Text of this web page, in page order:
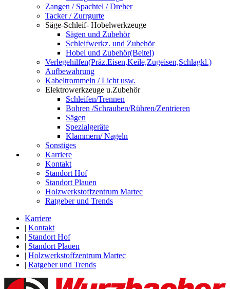
Zangen / Spachtel / Dreher
Tacker / Zurrgurte
Säge-Schleif- Hobelwerkzeuge
Sägen und Zubehör
Schleifwerkz. und Zubehör
Hobel und Zubehör(Beitel)
Verlegehilfen(Präz.Eisen,Keile,Zugeisen,Schlagkl.)
Aufbewahrung
Kabeltrommeln / Licht usw.
Elektrowerkzeuge u.Zubehör
Schleifen/Trennen
Bohren /Schrauben/Rühren/Zentrieren
Sägen
Spezialgeräte
Klammern/ Nageln
Sonstiges
Karriere
Kontakt
Standort Hof
Standort Plauen
Holzwerkstoffzentrum Martec
Ratgeber und Trends
Karriere
| Kontakt
| Standort Hof
| Standort Plauen
| Holzwerkstoffzentrum Martec
| Ratgeber und Trends